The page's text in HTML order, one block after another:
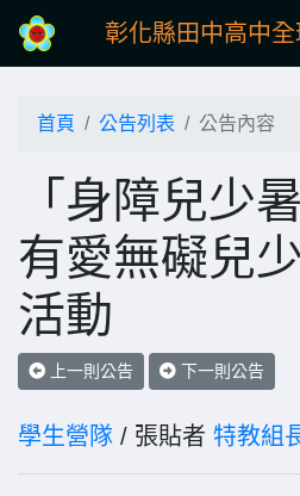
彰化縣田中高中全
首頁 公告列表 公告內容
「身障兒少
有愛無礙兒
活動
上一則公告 下一則公告
學生營隊 / 張貼者 特教組